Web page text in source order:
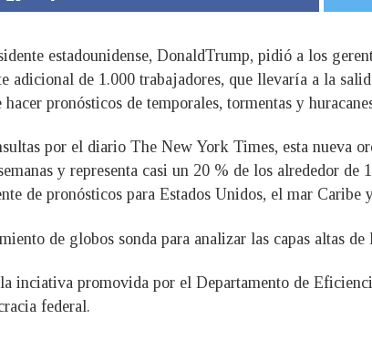
estadounidense, DonaldTrump, pidió a los
adicional de 1.000 trabajadores, que llevaría a la
pronósticos de temporales, tormentas y
por el diario The New York Times, esta nueva
y representa casi un 20 % de los alrededor
de pronósticos para Estados Unidos, el mar
de globos sonda para analizar las capas altas
inciativa promovida por el Departamento de
federal.